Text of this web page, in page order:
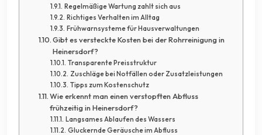
Regelmäßige Wartung zahlt sich aus
Richtiges Verhalten im Alltag
Frühwarnsysteme für Hausverwaltungen
Gibt es versteckte Kosten bei der Rohrreinigung in
Heinersdorf?
Transparente Preisstruktur
Zuschläge bei Notfällen oder Zusatzleistungen
Tipps zum Kostenschutz
Wie erkennt man einen verstopften Abfluss
frühzeitig in Heinersdorf?
Langsames Ablaufen des Wassers
Gluckernde Geräusche im Abfluss